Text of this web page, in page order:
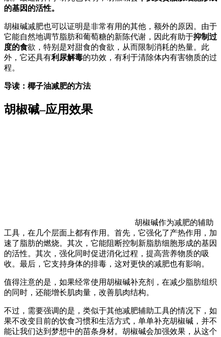
的基因的活性。
胡椒碱减肥也可以证明是非常有用的其他，额外的原因。由于
它能自然地调节脂肪和葡萄糖的新陈代谢，因此有助于抑制过
度的食欲，特别是对甜食的食欲，从而限制消耗的热量。此
外，它还具有利尿解毒的功效，有利于清除体内有害物质的过
程。
导读：椰子油减肥的方法
胡椒碱–应用效果
胡椒碱作为减肥的辅助
工具，在几个层面上都有作用。首先，它强化了产热作用，加
速了脂肪的燃烧。其次，它能阻断控制新脂肪细胞形成的基因
的活性。其次，强化同时促进消化过程，提高营养物质的吸
收。最后，它支持身体的排毒，这对更快的减肥也有影响。
值得注意的是，如果经常使用胡椒碱补充剂，在减少脂肪组织
的同时，还能增长肌肉量，改善肌肉结构。
不过，需要强调的是，类似于其他减肥辅助工具的情况下，如
果不改变目前的饮食习惯和生活方式，单单补充胡椒碱，并不
能让我们达到梦想中的苗条身材。胡椒碱会加强效果，从这个